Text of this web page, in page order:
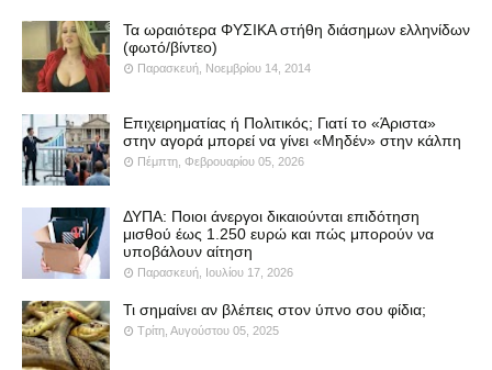
Τα ωραιότερα ΦΥΣΙΚΑ στήθη διάσημων ελληνίδων
(φωτό/βίντεο)
Παρασκευή, Νοεμβρίου 14, 2014
Επιχειρηματίας ή Πολιτικός; Γιατί το «Άριστα»
στην αγορά μπορεί να γίνει «Μηδέν» στην κάλπη
Πέμπτη, Φεβρουαρίου 05, 2026
ΔΥΠΑ: Ποιοι άνεργοι δικαιούνται επιδότηση
μισθού έως 1.250 ευρώ και πώς μπορούν να
υποβάλουν αίτηση
Παρασκευή, Ιουλίου 17, 2026
Τι σημαίνει αν βλέπεις στον ύπνο σου φίδια;
Τρίτη, Αυγούστου 05, 2025